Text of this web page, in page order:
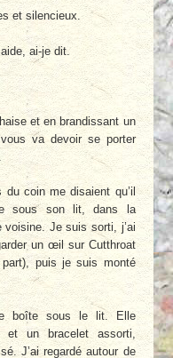
et silencieux.
ai-je dit.
et en brandissant un
va devoir se porter
coin me disaient qu’il
sous son lit, dans la
Je suis sorti, j’ai
un œil sur Cutthroat
part), puis je suis monté
boîte sous le lit. Elle
et un bracelet assorti,
J’ai regardé autour de